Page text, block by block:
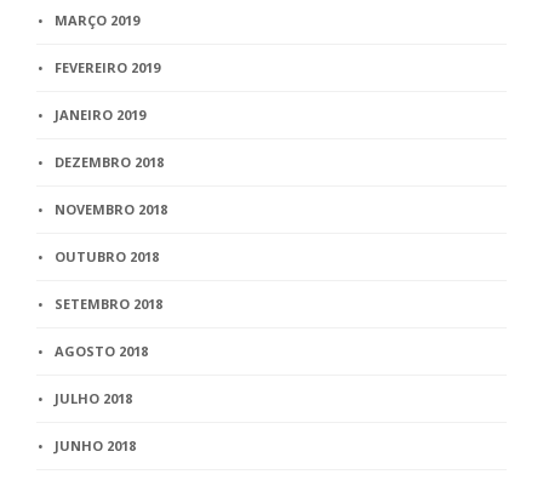
MARÇO 2019
FEVEREIRO 2019
JANEIRO 2019
DEZEMBRO 2018
NOVEMBRO 2018
OUTUBRO 2018
SETEMBRO 2018
AGOSTO 2018
JULHO 2018
JUNHO 2018